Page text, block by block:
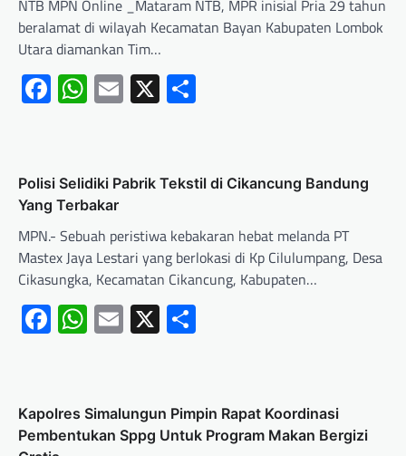
NTB MPN Online _Mataram NTB, MPR inisial Pria 29 tahun
beralamat di wilayah Kecamatan Bayan Kabupaten Lombok
Utara diamankan Tim…
Facebook
WhatsApp
Email
X
Polisi Selidiki Pabrik Tekstil di Cikancung Bandung
Yang Terbakar
MPN.- Sebuah peristiwa kebakaran hebat melanda PT
Mastex Jaya Lestari yang berlokasi di Kp Cilulumpang, Desa
Cikasungka, Kecamatan Cikancung, Kabupaten…
Facebook
WhatsApp
Email
X
Kapolres Simalungun Pimpin Rapat Koordinasi
Pembentukan Sppg Untuk Program Makan Bergizi